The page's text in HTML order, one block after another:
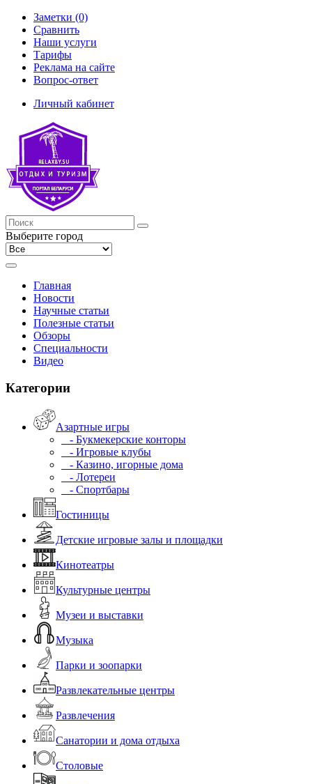
Заметки (0)
Сравнить
Наши услуги
Тарифы
Реклама на сайте
Вопрос-ответ
Личный кабинет
Выберите город
Главная
Новости
Научные статьи
Полезные статьи
Обзоры
Специальности
Видео
Категории
Азартные игры
- Букмекерские конторы
- Игровые клубы
- Казино, игорные дома
- Лотереи
- Спортбары
Гостиницы
Детские игровые залы и площадки
Кинотеатры
Культурные центры
Музеи и выставки
Музыка
Парки и зоопарки
Развлекательные центры
Развлечения
Санатории и дома отдыха
Столовые